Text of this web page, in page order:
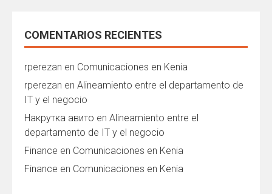
COMENTARIOS RECIENTES
rperezan en Comunicaciones en Kenia
rperezan en Alineamiento entre el departamento de
IT y el negocio
Накрутка авито en Alineamiento entre el
departamento de IT y el negocio
Finance en Comunicaciones en Kenia
Finance en Comunicaciones en Kenia